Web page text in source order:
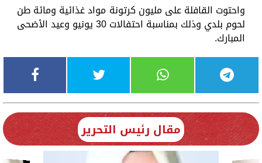
واحتوت القافلة على مليون كرتونة مواد غذائية ومائة طن
لحوم بلدي وذلك بمناسبة احتفالات 30 يونيو وعيد الأضحى
المبارك.
مقال رئيس التحرير